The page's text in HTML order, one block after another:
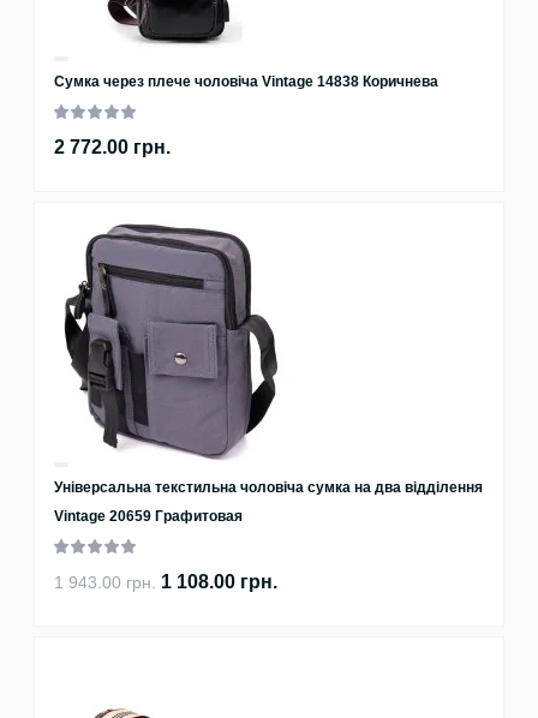
Сумка через плече чоловіча Vintage 14838 Коричнева
2 772.00 грн.
Універсальна текстильна чоловіча сумка на два відділення
Vintage 20659 Графитовая
1 943.00 грн. 1 108.00 грн.